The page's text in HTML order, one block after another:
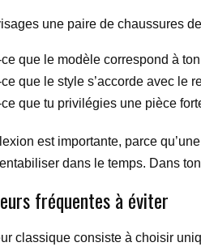
une paire de chaussures
ce que le modèle correspond à
ce que le style s’accorde avec le
ce que tu privilégies une pièce
est importante, parce
dans le temps. Dans
fréquentes à éviter
classique consiste à choisir